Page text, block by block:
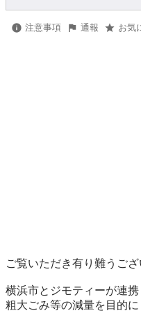
注意事項 通報 お気
ご覧いただき有り難うござ
横浜市とジモティーが連携
粗⼤ごみ等の減量を⽬的